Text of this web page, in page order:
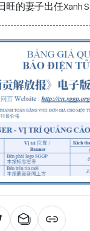
旺的妻子出任Xanh